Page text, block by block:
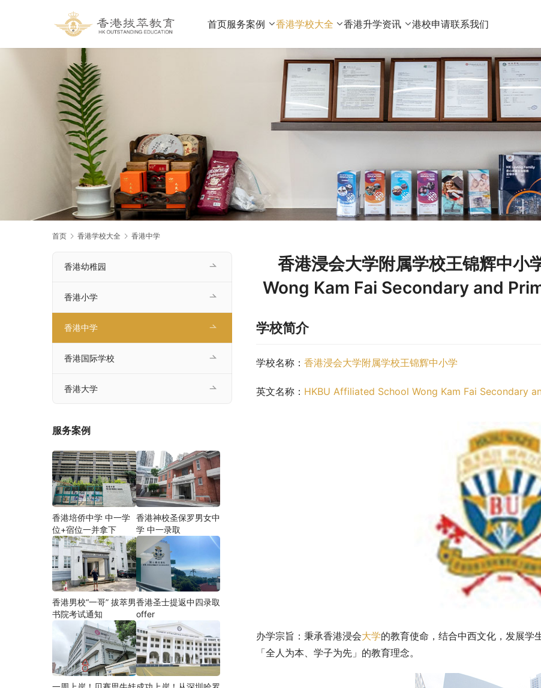
首页服务案例 香港学校大全 香港升学资讯 港校申请联系我们
首页 香港学校大全 香港中学
香港浸会大学附属学校王锦辉中
Wong Kam Fai Secondary and
学校简介
学校名称： 香港浸会大学附属学校王锦辉中小学
英文名称： HKBU Affiliated School Wong Kam Fai Secondary
办学宗旨：秉承香港浸会大学的教育使命，结合中西文化，发展学
「全人为本、学子为先」的教育理念。
香港幼稚园
香港小学
香港中学
香港国际学校
香港大学
服务案例
香港培侨中学 中一学
位+宿位一并拿下
香港神校圣保罗男女中
学 中一录取
香港男校“一哥” 拔萃男
书院考试通知
香港圣士提返中四录取
offer